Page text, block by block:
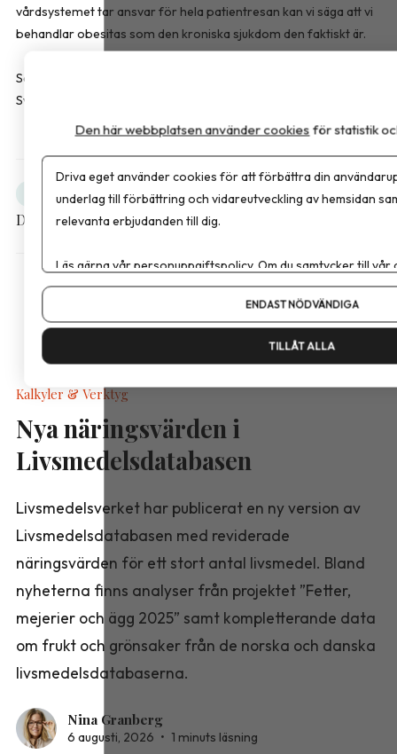
vårdsystemet tar ansvar för hela patientresan kan vi säga att vi
behandlar obesitas som den kroniska sjukdom den faktiskt är.
Sara Bussqvist är leg. dietist och produktspecialist hos FitForMe,
Sverige som erbjuder kosttillskott inom överviktsvård.
Debatt
Dela artikeln
Kalkyler & Verktyg
Nya näringsvärden i
Livsmedelsdatabasen
Livsmedelsverket har publicerat en ny version av
Livsmedelsdatabasen med reviderade
näringsvärden för ett stort antal livsmedel. Bland
nyheterna finns analyser från projektet ”Fetter,
mejerier och ägg 2025” samt kompletterande data
om frukt och grönsaker från de norska och danska
livsmedelsdatabaserna.
Nina Granberg
6 augusti, 2026 • 1 minuts läsning
Den här webbplatsen använder cookies för statistik
Driva eget använder cookies för att förbättra din
underlag till förbättring och vidareutveckling av hemsidan
relevanta erbjudanden till dig.
Läs gärna vårpersonuppgiftspolicy. Om du samtycker till vår
Om du vill ändra ditt val i efterhand hittar du den möjligheten
ENDAST NÖDVÄNDIGA
TILLÅT ALLA